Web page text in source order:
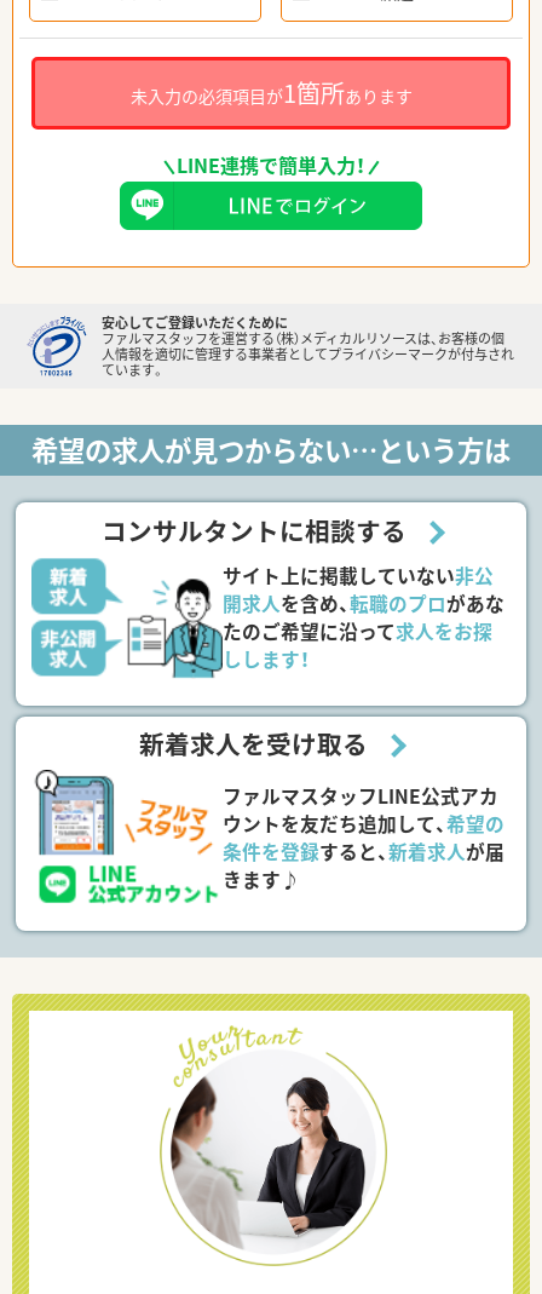
未入力の必須項目が1箇所あります
LINE連携で簡単入力！
安心してご登録いただくために
ファルマスタッフを運営する（株）メディカルリソースは、お客様の個
人情報を適切に管理する事業者としてプライバシーマークが付与され
ています。
希望の求人が見つからない…という方は
コンサルタントに相談する
サイト上に掲載していない非公
開求人を含め、転職のプロがあな
たのご希望に沿って求人をお探
しします！
新着求人を受け取る
ファルマスタッフLINE公式アカ
ウントを友だち追加して、希望の
条件を登録すると、新着求人が届
きます♪